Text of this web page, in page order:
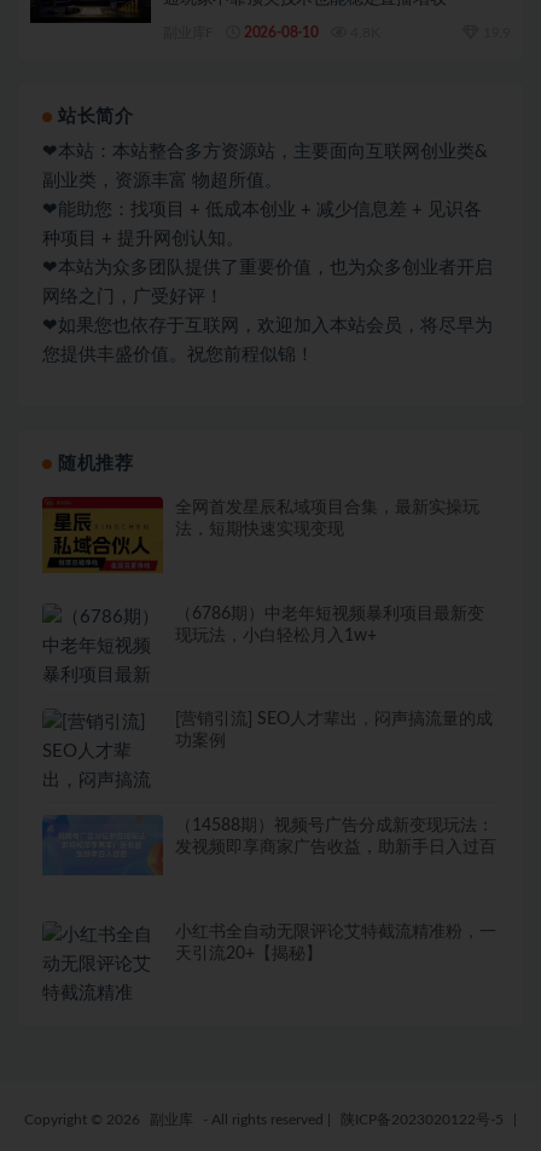
2026-08-10
站长简介
❤本站：本站整合多方资源站，主要面向互联网创业类&
副业类，资源丰富 物超所值。
❤能助您：找项目 + 低成本创业 + 减少信息差 + 见识各
种项目 + 提升网创认知。
❤本站为众多团队提供了重要价值，也为众多创业者开启
网络之门，广受好评！
❤如果您也依存于互联网，欢迎加入本站会员，将尽早为
您提供丰盛价值。祝您前程似锦！
随机推荐
全网首发星辰私域项目合集，最新实操玩
法，短期快速实现变现
（6786期）中老年短视频暴利项目最新变
现玩法，小白轻松月入1w+
[营销引流] SEO人才辈出，闷声搞流量的成
功案例
（14588期）视频号广告分成新变现玩法：
发视频即享商家广告收益，助新手日入过百
小红书全自动无限评论艾特截流精准粉，一
天引流20+【揭秘】
Copyright © 2026 副业库 - All rights reserved 陕ICP备2023020122号-5